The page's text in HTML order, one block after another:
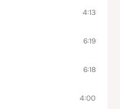
4:13
6:19
6:18
4:00